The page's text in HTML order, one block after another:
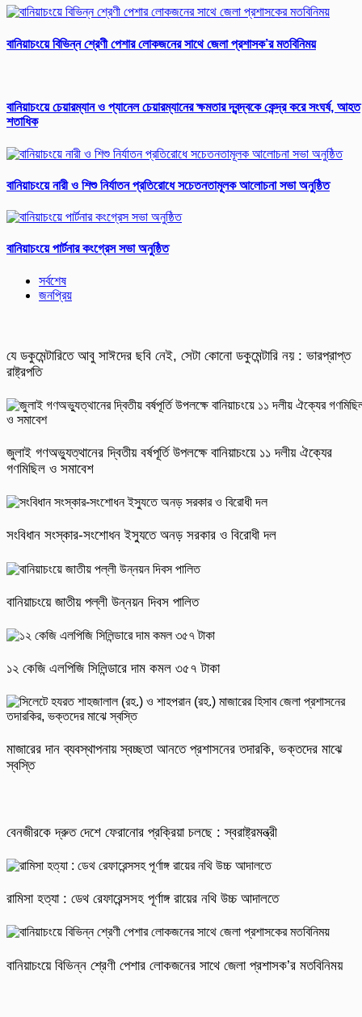
বানিয়াচংয়ে বিভিন্ন শ্রেণী পেশার লোকজনের সাথে জেলা প্রশাসক’র মতবিনিময়
বানিয়াচংয়ে চেয়ারম্যান ও প্যানেল চেয়ারম্যানের ক্ষমতার দ্বন্দ্বকে কেন্দ্র করে সংঘর্ষ, আহত
শতাধিক
বানিয়াচংয়ে নারী ও শিশু নির্যাতন প্রতিরোধে সচেতনতামূলক আলোচনা সভা অনুষ্ঠিত
বানিয়াচংয়ে পার্টনার কংগ্রেস সভা অনুষ্ঠিত
সর্বশেষ
জনপ্রিয়
যে ডকুমেন্টারিতে আবু সাঈদের ছবি নেই, সেটা কোনো ডকুমেন্টারি নয় : ভারপ্রাপ্ত
রাষ্ট্রপতি
জুলাই গণঅভ্যুত্থানের দ্বিতীয় বর্ষপূর্তি উপলক্ষে বানিয়াচংয়ে ১১ দলীয় ঐক্যের
গণমিছিল ও সমাবেশ
সংবিধান সংস্কার-সংশোধন ইস্যুতে অনড় সরকার ও বিরোধী দল
বানিয়াচংয়ে জাতীয় পল্লী উন্নয়ন দিবস পালিত
১২ কেজি এলপিজি সিলিন্ডারে দাম কমল ৩৫৭ টাকা
মাজারের দান ব্যবস্থাপনায় স্বচ্ছতা আনতে প্রশাসনের তদারকি, ভক্তদের মাঝে
স্বস্তি
বেনজীরকে দ্রুত দেশে ফেরানোর প্রক্রিয়া চলছে : স্বরাষ্ট্রমন্ত্রী
রামিসা হত্যা : ডেথ রেফারেন্সসহ পূর্ণাঙ্গ রায়ের নথি উচ্চ আদালতে
বানিয়াচংয়ে বিভিন্ন শ্রেণী পেশার লোকজনের সাথে জেলা প্রশাসক’র মতবিনিময়